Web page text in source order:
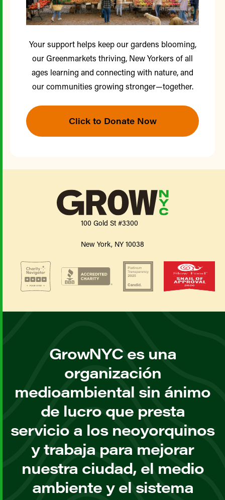
Your support helps keep our gardens blooming,
our Greenmarkets thriving, New Yorkers of all
ages learning and connecting with nature, and
our communities growing stronger—together.
Click to Donate Now
100 Gold St #3300
New York, NY 10038
GrowNYC es una
organización
medioambiental sin ánimo
de lucro que presta
servicio a los neoyorquinos
y trabaja para mejorar
nuestra ciudad, el medio
ambiente y el sistema